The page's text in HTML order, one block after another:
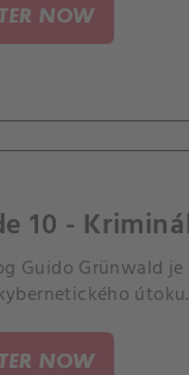
NOW
10 -
Guido Grünwald
útoku.
NOW